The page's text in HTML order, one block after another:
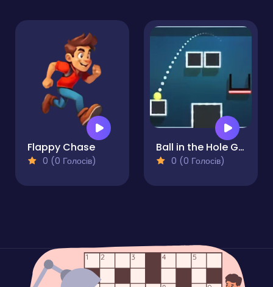
Flappy Chase
0 (0 Голосів)
Ball in the Hole Game
0 (0 Голосів)